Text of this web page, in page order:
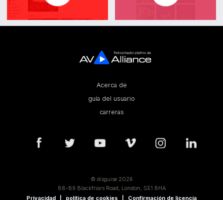
Acerca de
guía del usuario
carreras
© disguise 2026
88-89 Blackfriars Road, London, SE1 8HA
Privacidad
política de cookies Confirmación de licencia